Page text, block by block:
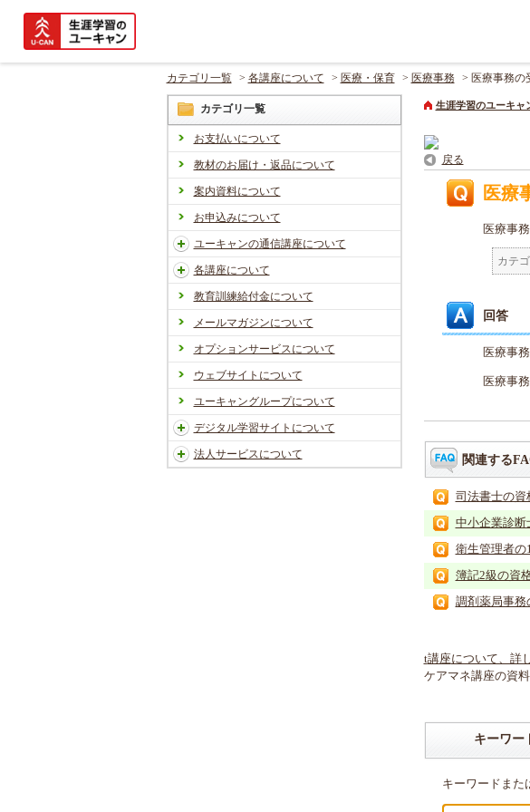
カテゴリ一覧 > 各講座について > 医療・保育 > 医療事務 > 医療事務の
カテゴリ一覧
お支払いについて
教材のお届け・返品について
案内資料について
お申込みについて
ユーキャンの通信講座について
各講座について
教育訓練給付金について
メールマガジンについて
オプションサービスについて
ウェブサイトについて
ユーキャングループについて
デジタル学習サイトについて
法人サービスについて
生涯学習のユーキャ
戻る
医療
医療事
カテ
回答
医療事
医療事
関連する
司法書士の資
中小企業診断
衛生管理者の
簿記2級の資
調剤薬局事務
t講座について、詳
ケアマネ講座の資
キーワー
キーワードまた